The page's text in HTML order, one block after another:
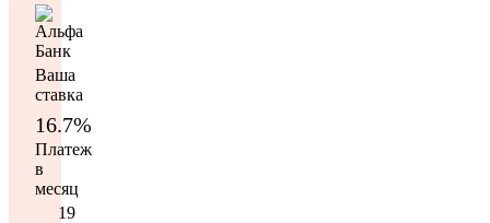
Ваша
ставка
16.7%
Платеж
в
месяц
19